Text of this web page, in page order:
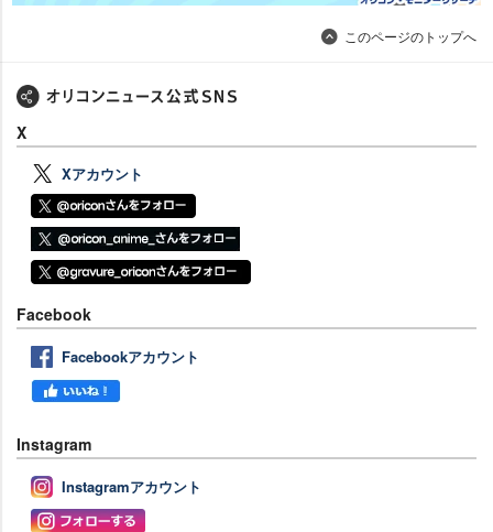
このページのトップへ
X
Xアカウント
Facebook
Facebookアカウント
Instagram
Instagramアカウント